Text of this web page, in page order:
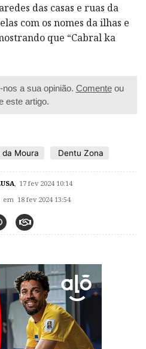
das casas e ruas da
com os nomes da ilhas e
que “Cabral ka
a sua opinião. Comenteou
este artigo.
da Moura Dentu Zona
17 fev 2024 10:14
em 18 fev 2024 13:54